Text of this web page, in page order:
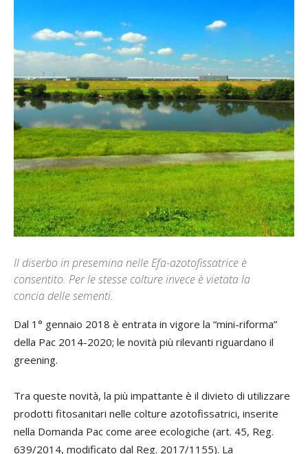
Il diserbo in presemina nelle Efa-azotofissatrice è
consentito. Per le stesse colture invece è vietata la
concia delle sementi.
Dal 1° gennaio 2018 è entrata in vigore la “mini-riforma”
della Pac 2014-2020; le novità più rilevanti riguardano il
greening.
Tra queste novità, la più impattante è il divieto di utilizzare
prodotti fitosanitari nelle colture azotofissatrici, inserite
nella Domanda Pac come aree ecologiche (art. 45, Reg.
639/2014, modificato dal Reg. 2017/1155). La